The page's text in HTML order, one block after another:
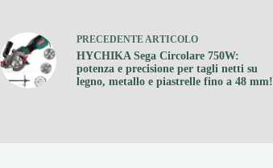
PRECEDENTEARTICOLO
HYCHIKA Sega Circolare 750W:
potenza e precisione per tagli netti su
legno, metallo e piastrelle fino a 48 mm!